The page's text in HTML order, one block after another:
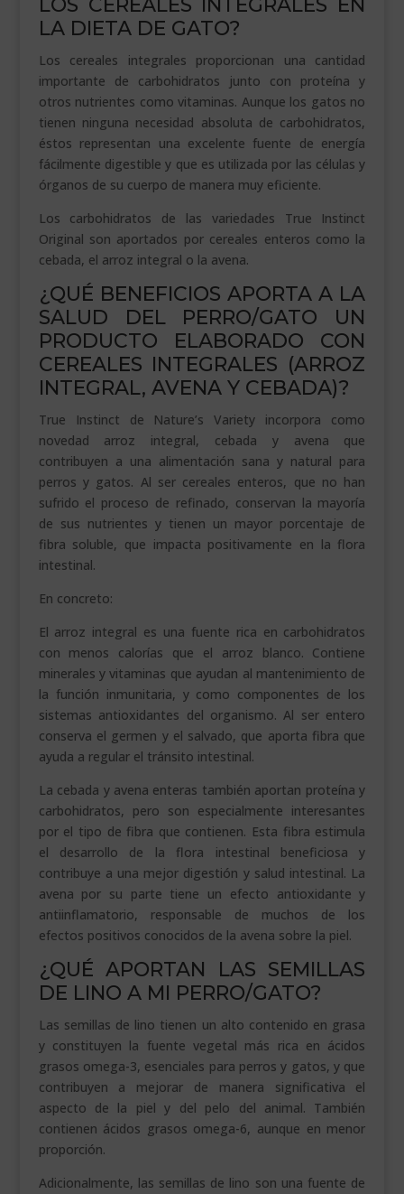
LOS CEREALES INTEGRALES EN
LA DIETA DE GATO?
Los cereales integrales proporcionan una cantidad
importante de carbohidratos junto con proteína y
otros nutrientes como vitaminas. Aunque los gatos no
tienen ninguna necesidad absoluta de carbohidratos,
éstos representan una excelente fuente de energía
fácilmente digestible y que es utilizada por las células y
órganos de su cuerpo de manera muy eficiente.
Los carbohidratos de las variedades True Instinct
Original son aportados por cereales enteros como la
cebada, el arroz integral o la avena.
¿QUÉ BENEFICIOS APORTA A LA
SALUD DEL PERRO/GATO UN
PRODUCTO ELABORADO CON
CEREALES INTEGRALES (ARROZ
INTEGRAL, AVENA Y CEBADA)?
True Instinct de Nature’s Variety incorpora como
novedad arroz integral, cebada y avena que
contribuyen a una alimentación sana y natural para
perros y gatos. Al ser cereales enteros, que no han
sufrido el proceso de refinado, conservan la mayoría
de sus nutrientes y tienen un mayor porcentaje de
fibra soluble, que impacta positivamente en la flora
intestinal.
En concreto:
El arroz integral es una fuente rica en carbohidratos
con menos calorías que el arroz blanco. Contiene
minerales y vitaminas que ayudan al mantenimiento de
la función inmunitaria, y como componentes de los
sistemas antioxidantes del organismo. Al ser entero
conserva el germen y el salvado, que aporta fibra que
ayuda a regular el tránsito intestinal.
La cebada y avena enteras también aportan proteína y
carbohidratos, pero son especialmente interesantes
por el tipo de fibra que contienen. Esta fibra estimula
el desarrollo de la flora intestinal beneficiosa y
contribuye a una mejor digestión y salud intestinal. La
avena por su parte tiene un efecto antioxidante y
antiinflamatorio, responsable de muchos de los
efectos positivos conocidos de la avena sobre la piel.
¿QUÉ APORTAN LAS SEMILLAS
DE LINO A MI PERRO/GATO?
Las semillas de lino tienen un alto contenido en grasa
y constituyen la fuente vegetal más rica en ácidos
grasos omega-3, esenciales para perros y gatos, y que
contribuyen a mejorar de manera significativa el
aspecto de la piel y del pelo del animal. También
contienen ácidos grasos omega-6, aunque en menor
proporción.
Adicionalmente, las semillas de lino son una fuente de